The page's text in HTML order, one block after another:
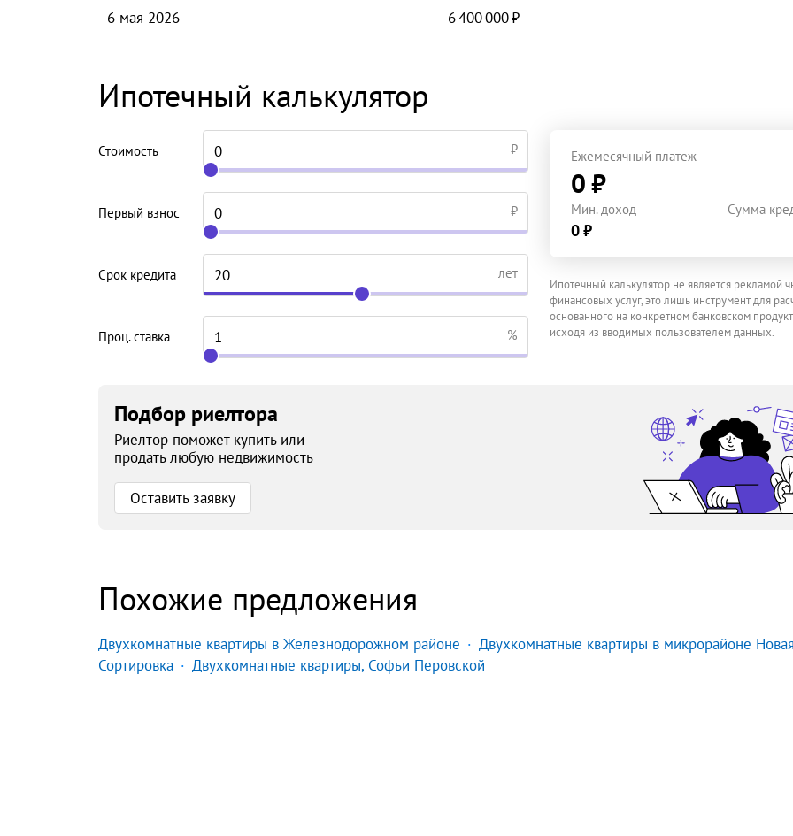
6 мая 2026 6 400 000
Ипотечный калькулятор
Стоимость ₽
Первый взнос ₽
Срок кредита лет
Проц. ставка %
Ежемесячный платеж
0 ₽
Мин. доход
0 ₽
Сумма
Ипотечный калькулятор не является рекламой
финансовых услуг, это лишь инструмент для
основанного на конкретном банковском
исходя из вводимых пользователем данных.
Подбор риелтора
Риелтор поможет купить или
продать любую недвижимость
Оставить заявку
Похожие предложения
Двухкомнатные квартиры в Железнодорожном районе
Двухкомнатные квартиры в микрорайоне Новая
Сортировка
Двухкомнатные квартиры, Софьи Перовской